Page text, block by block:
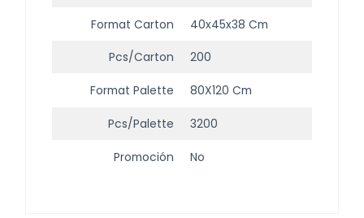
Format Carton 40x45x38 Cm
Pcs/carton 200
Format Palette 80X120 Cm
Pcs/palette 3200
Promoción No